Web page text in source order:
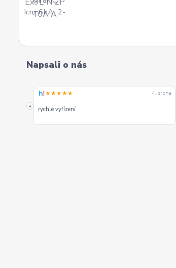
Napsali o nás
«
★★★★★ 4. srpna
rychlé vyřízení